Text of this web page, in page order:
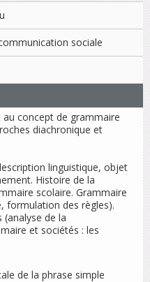
sociale
concept de grammaire
diachronique et
linguistique, objet
Histoire de la
scolaire. Grammaire
formulation des règles).
de la
et sociétés : les
de la phrase simple